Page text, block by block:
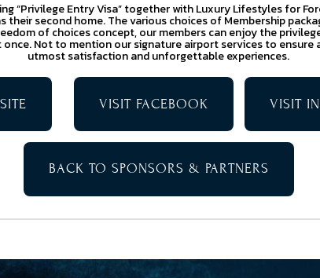
“Privilege Entry Visa” together with Luxury Lifestyles for
their second home. The various choices of Membership
of choices concept, our members can enjoy the
Not to mention our signature airport services to ensure
utmost satisfaction and unforgettable experiences.
VISIT FACEBOOK VISIT
BACK TO SPONSORS & PARTNERS